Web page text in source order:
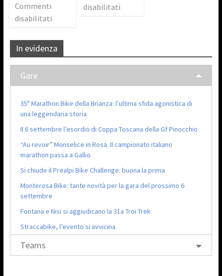
Commenti
disabilitati
disabilitati
In evidenza
Gare
35ª Marathon Bike della Brianza: l’ultima sfida agonistica di
una leggendaria storia
Il 6 settembre l’esordio di Coppa Toscana della Gf Pinocchio
“Au revoir” Monselice in Rosa. Il campionato italiano
marathon passa a Gallio
Si chiude il Prealpi Bike Challenge: buona la prima
Monterosa Bike: tante novità per la gara del prossimo 6
settembre
Fontana e Nisi si aggiudicano la 31a Troi Trek
Straccabike, l’evento si avvicina
Teams